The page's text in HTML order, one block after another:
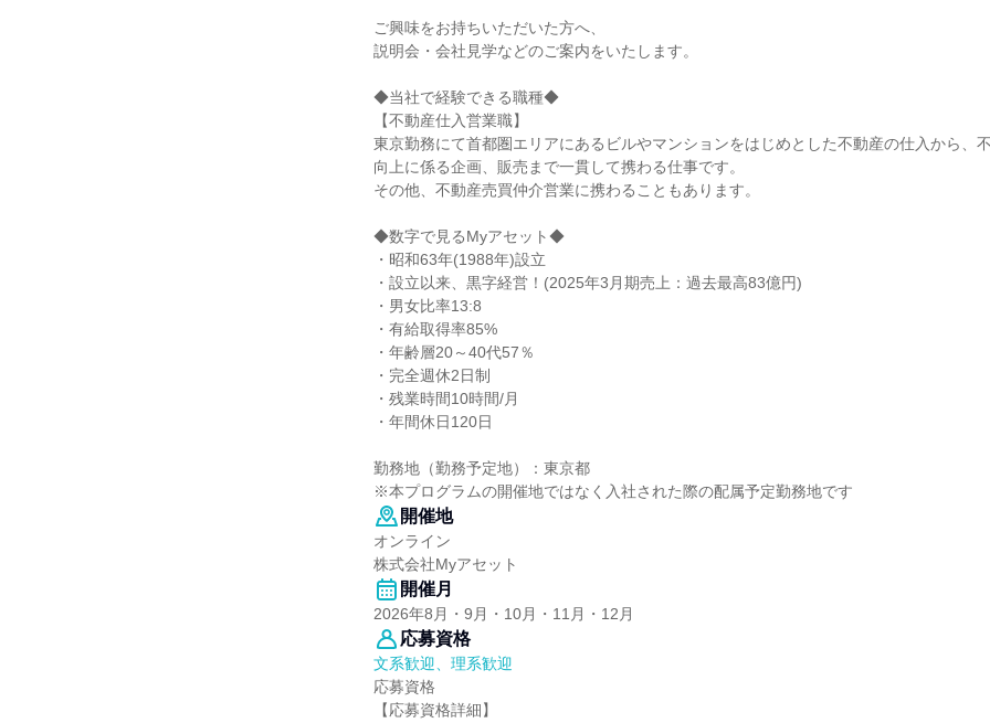
ご興味をお持ちいただいた方へ、
説明会・会社見学などのご案内をいたします。
◆当社で経験できる職種◆
【不動産仕入営業職】
東京勤務にて首都圏エリアにあるビルやマンションをはじめとした不動産の仕入から、
向上に係る企画、販売まで一貫して携わる仕事です。
その他、不動産売買仲介営業に携わることもあります。
◆数字で見るMyアセット◆
・昭和63年(1988年)設立
・設立以来、黒字経営！(2025年3月期売上：過去最高83億円)
・男女比率13:8
・有給取得率85%
・年齢層20～40代57％
・完全週休2日制
・残業時間10時間/月
・年間休日120日
勤務地（勤務予定地）：東京都
※本プログラムの開催地ではなく入社された際の配属予定勤務地です
開催地
オンライン
株式会社Myアセット
開催月
2026年8月・9月・10月・11月・12月
応募資格
文系歓迎、理系歓迎
応募資格
【応募資格詳細】